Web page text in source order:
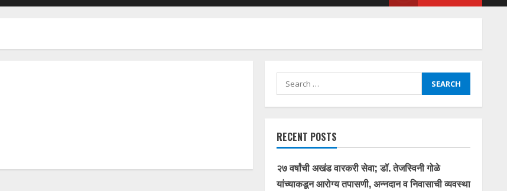
Search
for:
RECENT POSTS
२७ वर्षांची अखंड वारकरी सेवा; डॉ. तेजस्विनी गोळे
यांच्याकडून आरोग्य तपासणी, अन्नदान व निवासाची व्यवस्था